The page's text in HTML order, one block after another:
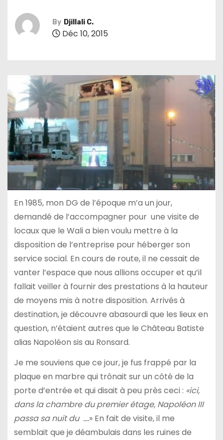
By Djillali C.
Déc 10, 2015
En 1985, mon DG de l’époque m’a un jour,
demandé de l’accompagner pour une visite de
locaux que le Wali a bien voulu mettre à la
disposition de l’entreprise pour héberger son
service social. En cours de route, il ne cessait de
vanter l’espace que nous allions occuper et qu’il
fallait veiller à fournir des prestations à la hauteur
de moyens mis à notre disposition. Arrivés à
destination, je découvre abasourdi que les lieux en
question, n’étaient autres que le Château Batiste
alias Napoléon sis au Ronsard.
Je me souviens que ce jour, je fus frappé par la
plaque en marbre qui trônait sur un côté de la
porte d’entrée et qui disait à peu près ceci : «ici,
dans la chambre du premier étage, Napoléon III
passa sa nuit du ….» En fait de visite, il me
semblait que je déambulais dans les ruines de